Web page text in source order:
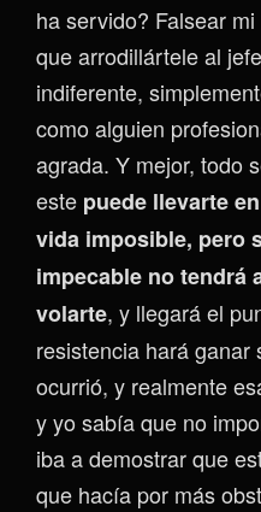
ha servido? Falsear
que arrodillártele al
indiferente,
como alguien
agrada. Y mejor, todo
este puede llevarte
vida imposible, pero
impecable no tendrá
volarte, y llegará el
resistencia hará
ocurrió, y realmente
y yo sabía que no
iba a demostrar que
que hacía por más